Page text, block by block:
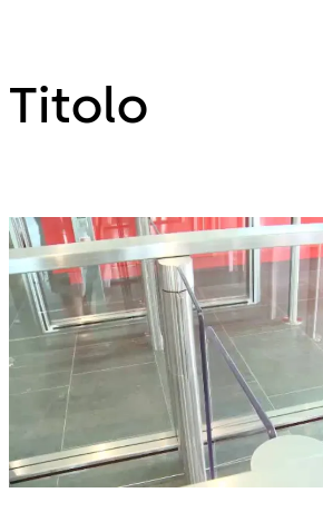
Titolo